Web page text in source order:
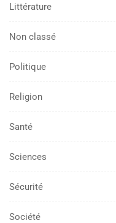
Littérature
Non classé
Politique
Religion
Santé
Sciences
Sécurité
Société